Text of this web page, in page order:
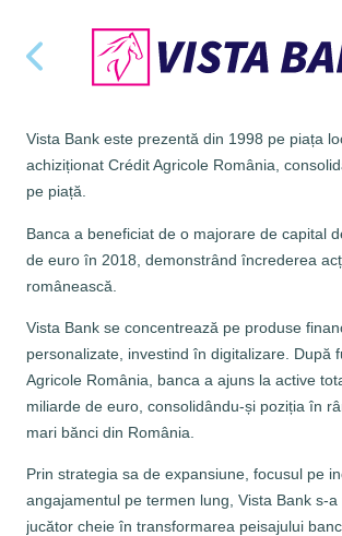
Vista Bank este prezentă din 1998 pe piața
achiziționat Crédit Agricole România,
pe piață.
Banca a beneficiat de o majorare de capital
de euro în 2018, demonstrând încrederea
românească.
Vista Bank se concentrează pe produse
personalizate, investind în digitalizare. După
Agricole România, banca a ajuns la active
miliarde de euro, consolidându-și poziția în
mari bănci din România.
Prin strategia sa de expansiune, focusul pe
angajamentul pe termen lung, Vista Bank s-
jucător cheie în transformarea peisajului